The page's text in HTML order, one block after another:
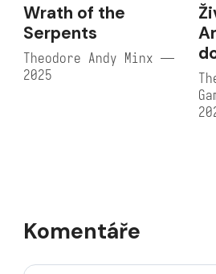
Wrath of the
Serpents
Theodore Andy Minx —
2025
Komentáře